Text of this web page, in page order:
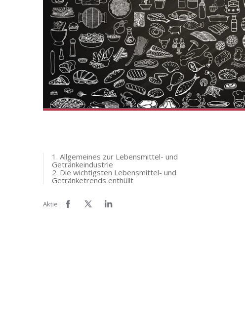
1. Allgemeines zur Lebensmittel- und
Getränkeindustrie
2. Die wichtigsten Lebensmittel- und
Getränketrends enthüllt
Aktie :